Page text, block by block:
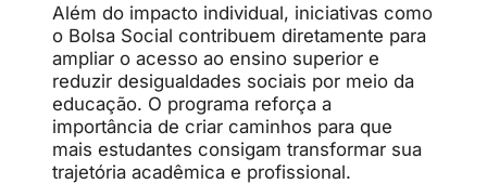
Além do impacto individual, iniciativas como
o Bolsa Social contribuem diretamente para
ampliar o acesso ao ensino superior e
reduzir desigualdades sociais por meio da
educação. O programa reforça a
importância de criar caminhos para que
mais estudantes consigam transformar sua
trajetória acadêmica e profissional.